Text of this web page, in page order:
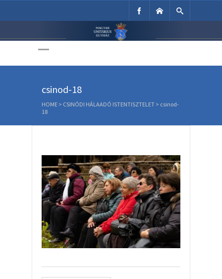
Unitárius Egyház
csinod-18
HOME > CSINÓDI HÁLAADÓ ISTENTISZTELET > csinod-
18